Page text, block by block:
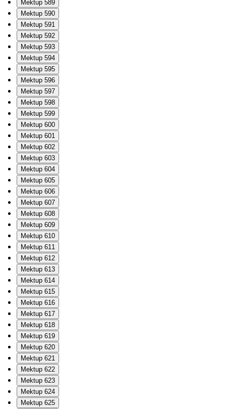
Mektup 589
Mektup 590
Mektup 591
Mektup 592
Mektup 593
Mektup 594
Mektup 595
Mektup 596
Mektup 597
Mektup 598
Mektup 599
Mektup 600
Mektup 601
Mektup 602
Mektup 603
Mektup 604
Mektup 605
Mektup 606
Mektup 607
Mektup 608
Mektup 609
Mektup 610
Mektup 611
Mektup 612
Mektup 613
Mektup 614
Mektup 615
Mektup 616
Mektup 617
Mektup 618
Mektup 619
Mektup 620
Mektup 621
Mektup 622
Mektup 623
Mektup 624
Mektup 625